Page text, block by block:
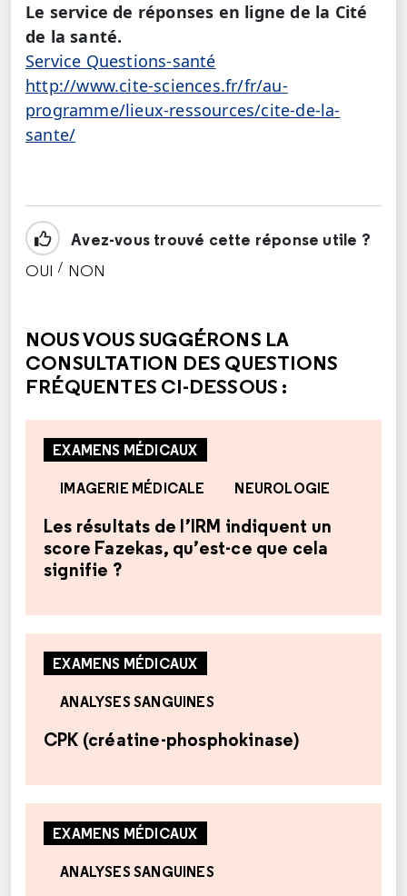
Le service de réponses en ligne de la Cité
de la santé.
Service Questions-santé
http://www.cite-sciences.fr/fr/au-
programme/lieux-ressources/cite-de-la-
sante/
Avez-vous trouvé cette réponse utile ?
OUI / NON
NOUS VOUS SUGGÉRONS LA
CONSULTATION DES QUESTIONS
FRÉQUENTES CI-DESSOUS :
EXAMENS MÉDICAUX
IMAGERIE MÉDICALE NEUROLOGIE
Les résultats de l’IRM indiquent un
score Fazekas, qu’est-ce que cela
signifie ?
EXAMENS MÉDICAUX
ANALYSES SANGUINES
CPK (créatine-phosphokinase)
EXAMENS MÉDICAUX
ANALYSES SANGUINES